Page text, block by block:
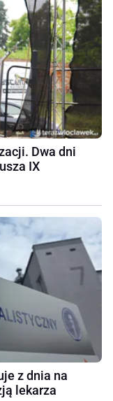
Dwa dni
IX
z dnia na
lekarza